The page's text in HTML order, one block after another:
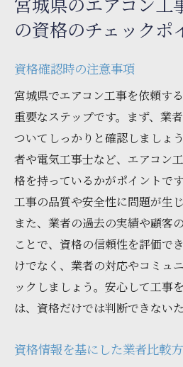
の資格のチェックポ
資格確認時の注意事項
宮城県でエアコン工事を依頼す
重要なステップです。まず、業
ついてしっかりと確認しましょ
者や電気工事士など、エアコン
格を持っているかがポイントで
工事の品質や安全性に問題が生
また、業者の過去の実績や顧客
ことで、資格の信頼性を評価で
けでなく、業者の対応やコミュ
ックしましょう。安心して工事
は、資格だけでは判断できない
資格情報を基にした業者比較